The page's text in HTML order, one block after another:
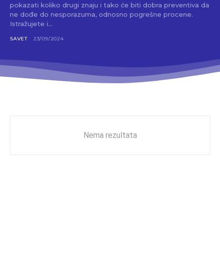
pokazati koliko drugi znaju i tako će biti dobra preventiva da
ne dođe do nesporazuma, odnosno pogrešne procene.
Istražujete i...
SAVET 23/09/2024
Nema rezultata